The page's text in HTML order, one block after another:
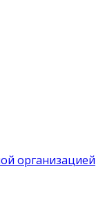
организацией